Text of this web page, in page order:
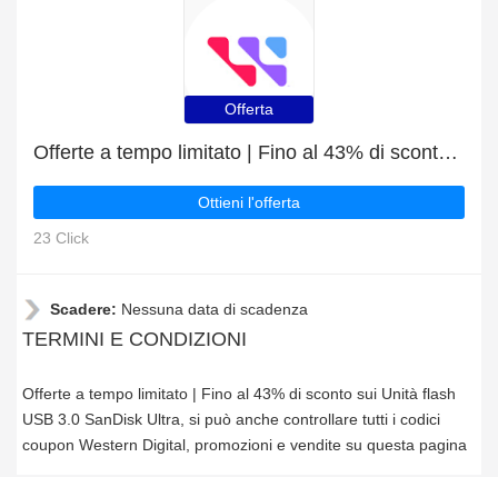
Offerta
Offerte a tempo limitato | Fino al 43% di sconto sui Unità flash USB 3.0 SanDisk Ultra
Ottieni l'offerta
23 Click
Scadere: Nessuna data di scadenza
TERMINI E CONDIZIONI
Offerte a tempo limitato | Fino al 43% di sconto sui Unità flash
USB 3.0 SanDisk Ultra, si può anche controllare tutti i codici
coupon Western Digital, promozioni e vendite su questa pagina